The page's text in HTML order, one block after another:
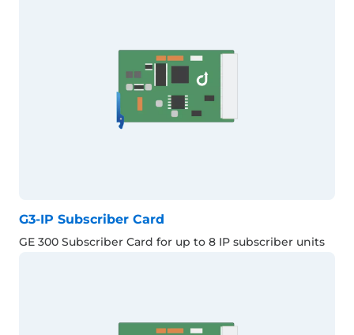
G3-IP Subscriber Card
GE 300 Subscriber Card for up to 8 IP subscriber units